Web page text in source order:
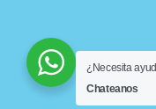
¿Necesita
Chateanos